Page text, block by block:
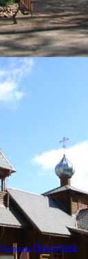
Полухин Праздник